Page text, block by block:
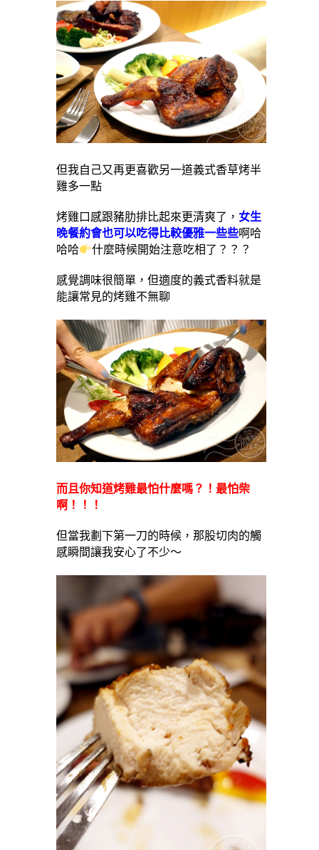
但我自己又再更喜歡另一道義式香草烤半
雞多一點
烤雞口感跟豬肋排比起來更清爽了， 女生
晚餐約會也可以吃得比較優雅一些些啊哈
哈哈
什麼時候開始注意吃相了？？？
感覺調味很簡單，但適度的義式香料就是
能讓常見的烤雞不無聊
而且你知道烤雞最怕什麼嗎？！最怕柴
啊！！！
但當我劃下第一刀的時候，那股切肉的觸
感瞬間讓我安心了不少～